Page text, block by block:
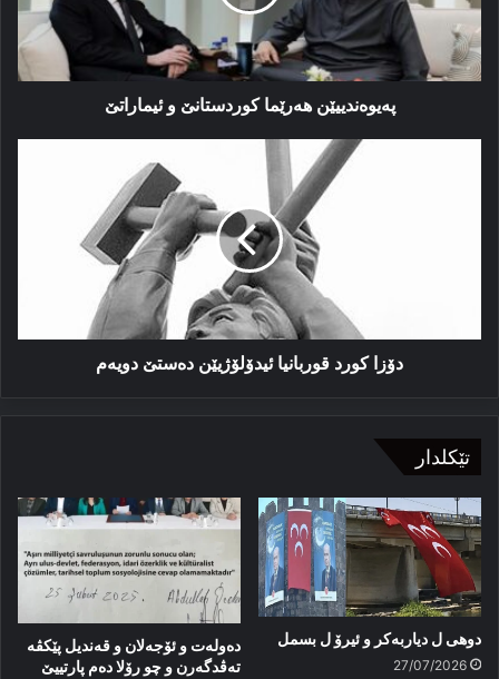
پەیوەندییێن هەرێما کوردستانێ و ئیماراتێ
دۆزا
دۆزا کورد قوربانیا ئیدۆلۆژیێن دەستێ دویەم
تێکلدار
دوهی ل دیاربەکر و ئیرۆ ل بسمل
27/07/2026
دەولەت و ئۆجەلان و قەندیل پێکڤە
تەڤدگەرن و چو رۆلا دەم پارتییێ